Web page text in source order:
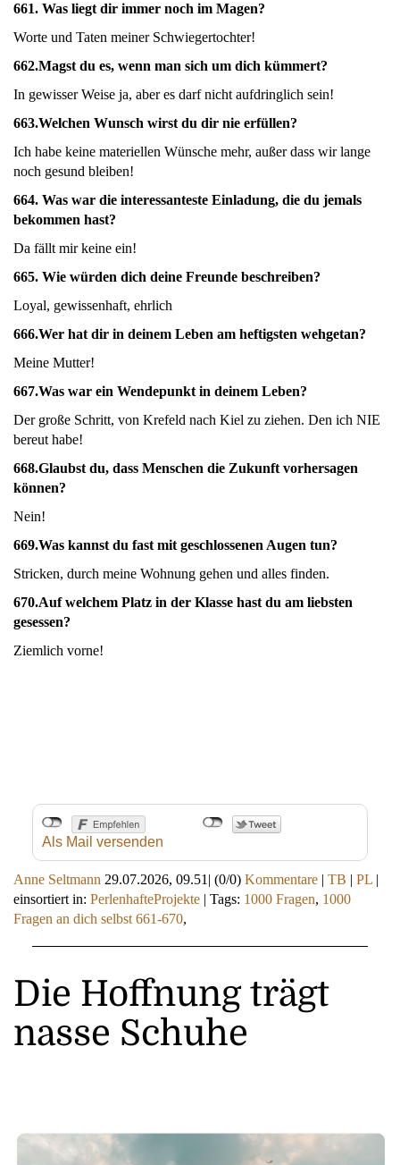
661. Was liegt dir immer noch im Magen?
Worte und Taten meiner Schwiegertochter!
662.Magst du es, wenn man sich um dich kümmert?
In gewisser Weise ja, aber es darf nicht aufdringlich sein!
663.Welchen Wunsch wirst du dir nie erfüllen?
Ich habe keine materiellen Wünsche mehr, außer dass wir lange
noch gesund bleiben!
664. Was war die interessanteste Einladung, die du jemals
bekommen hast?
Da fällt mir keine ein!
665. Wie würden dich deine Freunde beschreiben?
Loyal, gewissenhaft, ehrlich
666.Wer hat dir in deinem Leben am heftigsten wehgetan?
Meine Mutter!
667.Was war ein Wendepunkt in deinem Leben?
Der große Schritt, von Krefeld nach Kiel zu ziehen. Den ich NIE
bereut habe!
668.Glaubst du, dass Menschen die Zukunft vorhersagen
können?
Nein!
669.Was kannst du fast mit geschlossenen Augen tun?
Stricken, durch meine Wohnung gehen und alles finden.
670.Auf welchem Platz in der Klasse hast du am liebsten
gesessen?
Ziemlich vorne!
Als Mail versenden
Anne Seltmann 29.07.2026, 09.51 | (0/0) Kommentare | TB | PL |
einsortiert in: PerlenhafteProjekte | Tags: 1000 Fragen, 1000
Fragen an dich selbst 661-670,
Die Hoffnung trägt
nasse Schuhe